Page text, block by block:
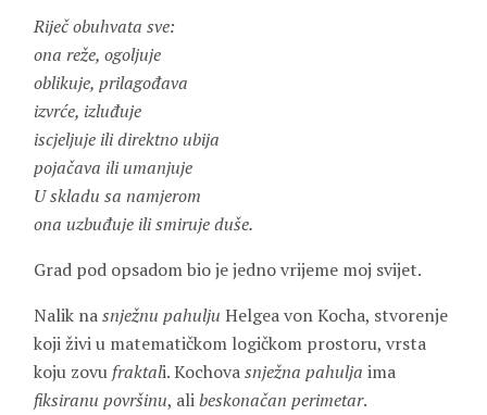
Riječ obuhvata sve:
ona reže, ogoljuje
oblikuje, prilagođava
izvrće, izluđuje
iscjeljuje ili direktno ubija
pojačava ili umanjuje
U skladu sa namjerom
ona uzbuđuje ili smiruje duše.
Grad pod opsadom bio je jedno vrijeme moj svijet.
Nalik nasnježnu pahulju Helgea von Kocha, stvorenje
koji živi u matematičkom logičkom prostoru, vrsta
koju zovu fraktali. Kochovasnježna pahulja ima
fiksiranu površinu, alibeskonačan perimetar.